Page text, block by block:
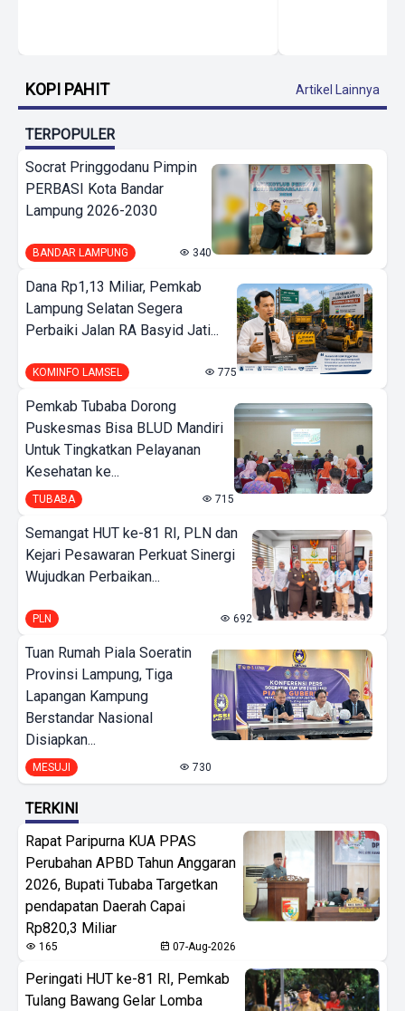
KOPI PAHIT Artikel Lainnya
TERPOPULER
Socrat Pringgodanu Pimpin
PERBASI Kota Bandar
Lampung 2026-2030
BANDAR LAMPUNG 340
Dana Rp1,13 Miliar, Pemkab
Lampung Selatan Segera
Perbaiki Jalan RA Basyid Jati...
KOMINFO LAMSEL 775
Pemkab Tubaba Dorong
Puskesmas Bisa BLUD Mandiri
Untuk Tingkatkan Pelayanan
Kesehatan ke...
TUBABA 715
Semangat HUT ke-81 RI, PLN dan
Kejari Pesawaran Perkuat Sinergi
Wujudkan Perbaikan...
PLN 692
Tuan Rumah Piala Soeratin
Provinsi Lampung, Tiga
Lapangan Kampung
Berstandar Nasional
Disiapkan...
MESUJI 730
TERKINI
Rapat Paripurna KUA PPAS
Perubahan APBD Tahun Anggaran
2026, Bupati Tubaba Targetkan
pendapatan Daerah Capai
Rp820,3 Miliar
165 07-Aug-2026
Peringati HUT ke-81 RI, Pemkab
Tulang Bawang Gelar Lomba